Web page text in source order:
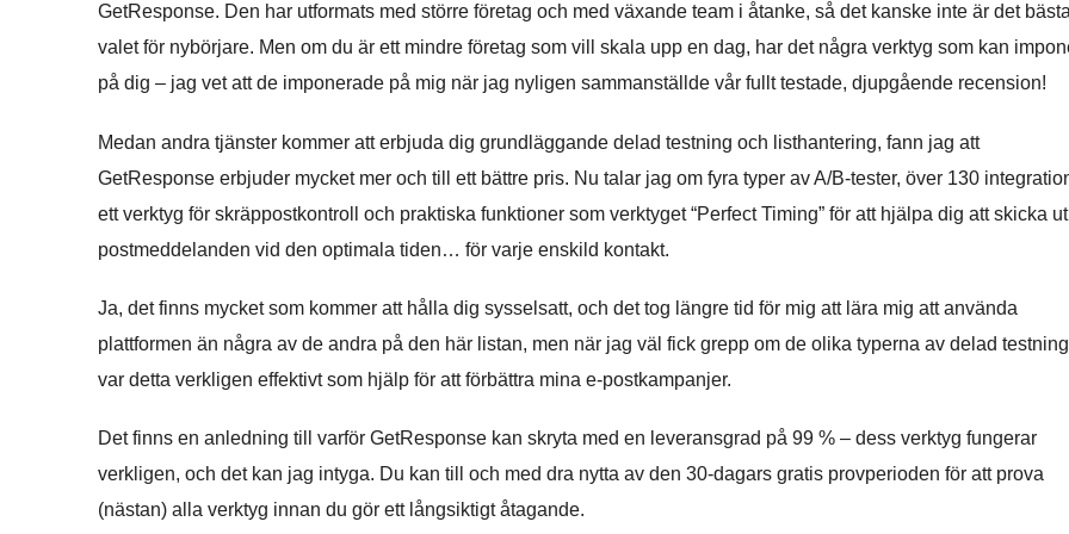
GetResponse. Den har utformats med större företag och med växande team i åtanke, så det kanske inte är det bästa
valet för nybörjare. Men om du är ett mindre företag som vill skala upp en dag, har det några verktyg som kan
på dig – jag vet att de imponerade på mig när jag nyligen sammanställde vår fullt testade, djupgående recension!
Medan andra tjänster kommer att erbjuda dig grundläggande delad testning och listhantering, fann jag att
GetResponse erbjuder mycket mer och till ett bättre pris. Nu talar jag om fyra typer av A/B-tester, över 130
ett verktyg för skräppostkontroll och praktiska funktioner som verktyget “Perfect Timing” för att hjälpa dig att skicka
postmeddelanden vid den optimala tiden… för varje enskild kontakt.
Ja, det finns mycket som kommer att hålla dig sysselsatt, och det tog längre tid för mig att lära mig att använda
plattformen än några av de andra på den här listan, men när jag väl fick grepp om de olika typerna av delad
var detta verkligen effektivt som hjälp för att förbättra mina e-postkampanjer.
Det finns en anledning till varför GetResponse kan skryta med en leveransgrad på 99 % – dess verktyg fungerar
verkligen, och det kan jag intyga. Du kan till och med dra nytta av den 30-dagars gratis provperioden för att prova
(nästan) alla verktyg innan du gör ett långsiktigt åtagande.